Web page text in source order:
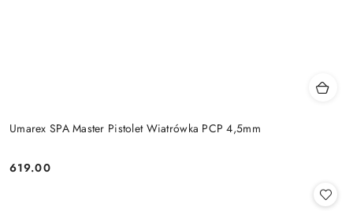
Umarex SPA Master Pistolet Wiatrówka PCP 4,5mm
Cena:
619.00